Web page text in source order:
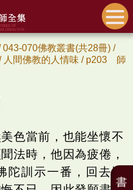
043-070佛教叢書(共28冊) /
人間佛教的人情味 / p203 師
色當前，也能坐懷不
法時，他因為疲倦，
訓示一番，回去以
書